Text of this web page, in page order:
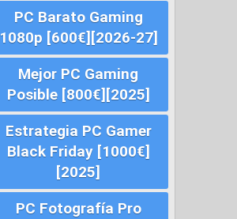
PC Barato Gaming
1080p [600€][2026-27]
Mejor PC Gaming
Posible [800€][2025]
Estrategia PC Gamer
Black Friday [1000€]
[2025]
PC Fotografía Pro